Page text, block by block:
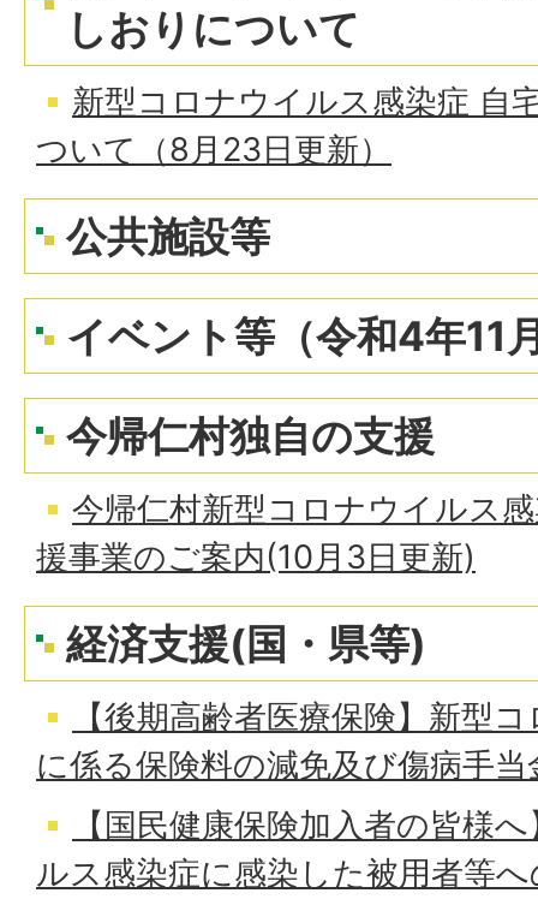
しおりについて
新型コロナウイルス感染症 自
ついて（8月23日更新）
公共施設等
イベント等（令和4年11
今帰仁村独自の支援
今帰仁村新型コロナウイルス
援事業のご案内(10月3日更新)
経済支援(国・県等)
【後期高齢者医療保険】新型
に係る保険料の減免及び傷病手
【国民健康保険加入者の皆様
ルス感染症に感染した被用者等